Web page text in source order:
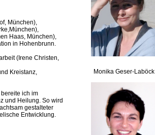
München),
Haas, München),
in Hohenbrunn.
(Irene Christen,
Kreistanz,
ich im
und Heilung. So wird
gestalteter
Entwicklung.
Monika Geser-Laböck